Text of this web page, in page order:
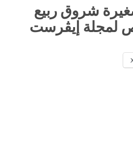
شروق ربيع
لمجلة إيڤرست